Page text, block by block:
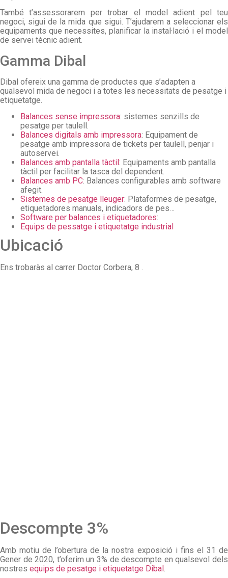
També t’assessorarem per trobar el model adient pel teu
negoci, sigui de la mida que sigui. T’ajudarem a seleccionar els
equipaments que necessites, planificar la instal·lació i el model
de servei tècnic adient.
Gamma Dibal
Dibal ofereix una gamma de productes que s’adapten a
qualsevol mida de negoci i a totes les necessitats de pesatge i
etiquetatge.
Balances sense impressora: sistemes senzills de
pesatge per taulell.
Balances digitals amb impressora: Equipament de
pesatge amb impressora de tickets per taulell, penjar i
autoservei.
Balances amb pantalla tàctil : Equipaments amb pantalla
tàctil per facilitar la tasca del dependent.
Balances amb PC: Balances configurables amb software
afegit.
Sistemes de pesatge lleuger: Plataformes de pesatge,
etiquetadores manuals, indicadors de pes…
Software per balances i etiquetadores:
Equips de pessatge i etiquetatge industrial
Ubicació
Ens trobaràs al carrer Doctor Corbera, 8 .
Descompte 3%
Amb motiu de l’obertura de la nostra exposició i fins el 31 de
Gener de 2020, t’oferim un 3% de descompte en qualsevol dels
nostres equips de pesatge i etiquetatge Dibal.